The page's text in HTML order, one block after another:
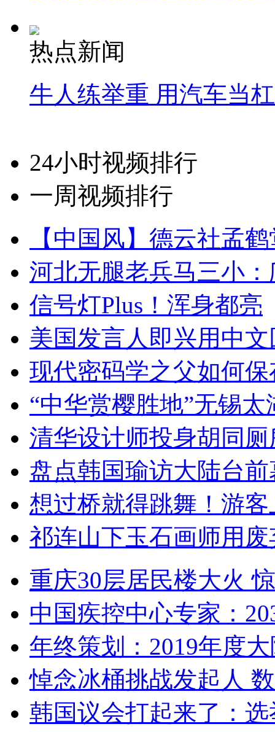
热点新闻
牛人练举重 用汽车当
24小时视频排行
一周视频排行
【中国风】德云社孟
河北无腿老兵马三小
信号灯Plus！浑身都亮
美国发言人即兴用中
现代密码学之父如何
“中华赏樱胜地”无锡
清华设计师投身胡同
盘点韩国瑜访大陆台
想过桥就得跳舞！游客
祁连山下玉石画师用
重庆30层居民楼大火
中国疾控中心专家：
年终策划：2019年度
悼念冰桶挑战发起人
韩国议会打起来了：